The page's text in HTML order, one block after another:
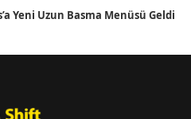
Yeni Uzun Basma Menüsü Geldi